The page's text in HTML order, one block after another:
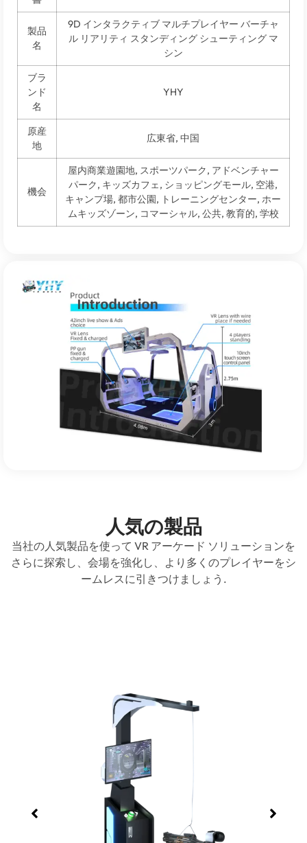
製品
名
9D インタラクティブ マルチプレイヤー バーチャ
ル リアリティ スタンディング シューティング マ
シン
ブラ
ンド
名
YHY
原産
地
広東省, 中国
機会
屋内商業遊園地, スポーツパーク, アドベンチャー
パーク, キッズカフェ, ショッピングモール, 空港,
キャンプ場, 都市公園, トレーニングセンター, ホー
ムキッズゾーン, コマーシャル, 公共, 教育的, 学校
人気の製品
当社の人気製品を使って VR アーケード ソリューションを
さらに探索し、会場を強化し、より多くのプレイヤーをシ
ームレスに引きつけましょう.